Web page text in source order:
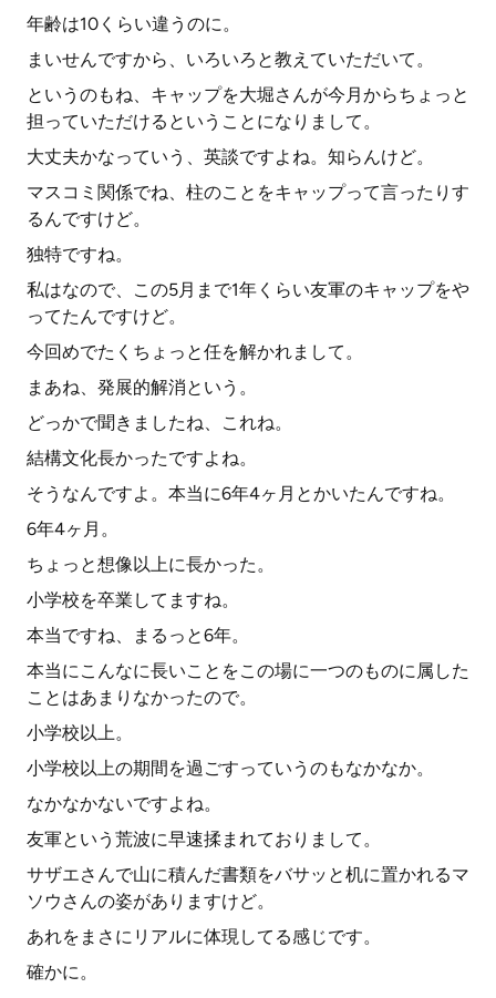
年齢は10くらい違うのに。
まいせんですから、いろいろと教えていただいて。
というのもね、キャップを大堀さんが今月からちょっと
担っていただけるということになりまして。
大丈夫かなっていう、英談ですよね。知らんけど。
マスコミ関係でね、柱のことをキャップって言ったりす
るんですけど。
独特ですね。
私はなので、この5月まで1年くらい友軍のキャップをや
ってたんですけど。
今回めでたくちょっと任を解かれまして。
まあね、発展的解消という。
どっかで聞きましたね、これね。
結構文化長かったですよね。
そうなんですよ。本当に6年4ヶ月とかいたんですね。
6年4ヶ月。
ちょっと想像以上に長かった。
小学校を卒業してますね。
本当ですね、まるっと6年。
本当にこんなに長いことをこの場に一つのものに属した
ことはあまりなかったので。
小学校以上。
小学校以上の期間を過ごすっていうのもなかなか。
なかなかないですよね。
友軍という荒波に早速揉まれておりまして。
サザエさんで山に積んだ書類をバサッと机に置かれるマ
ソウさんの姿がありますけど。
あれをまさにリアルに体現してる感じです。
確かに。